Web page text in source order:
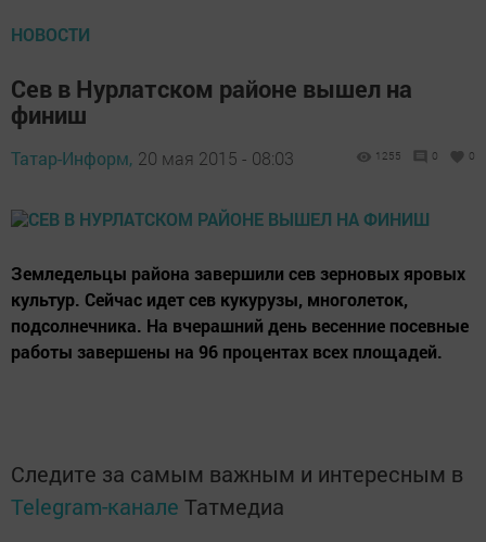
НОВОСТИ
Сев в Нурлатском районе вышел на
финиш
Татар-Информ, 20 мая 2015 - 08:03 1255 0 0
Земледельцы района завершили сев зерновых яровых
культур. Сейчас идет сев кукурузы, многолеток,
подсолнечника. На вчерашний день весенние посевные
работы завершены на 96 процентах всех площадей.
Следите за самым важным и интересным в
Telegram-канале Татмедиа